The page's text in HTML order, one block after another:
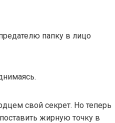
папку в лицо
свой секрет. Но теперь
жирную точку в